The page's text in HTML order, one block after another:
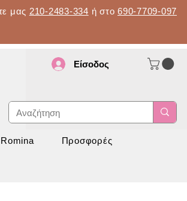
μας 210-2483-334 ή στο 690-7709-097
Είσοδος
Προσφορές